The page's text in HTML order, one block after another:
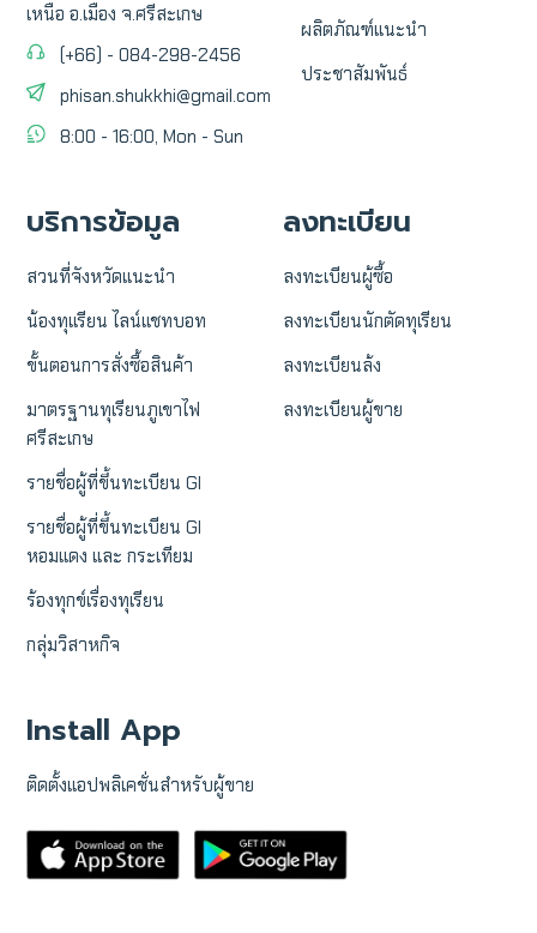
เหนือ อ.เมือง จ.ศรีสะเกษ
(+66) - 084-298-2456
phisan.shukkhi@gmail.com
8:00 - 16:00, Mon - Sun
ผลิตภัณฑ์แนะนำ
ประชาสัมพันธ์
บริการข้อมูล
สวนที่จังหวัดแนะนำ
น้องทุเเรียน ไลน์แชทบอท
ขั้นตอนการสั่งซื้อสินค้า
มาตรฐานทุเรียนภูเขาไฟ
ศรีสะเกษ
รายชื่อผู้ที่ขึ้นทะเบียน GI
รายชื่อผู้ที่ขึ้นทะเบียน GI
หอมแดง และ กระเทียม
ร้องทุกข์เรื่องทุเรียน
กลุ่มวิสาหกิจ
ลงทะเบียน
ลงทะเบียนผู้ซื้อ
ลงทะเบียนนักตัดทุเรียน
ลงทะเบียนล้ง
ลงทะเบียนผู้ขาย
Install App
ติดตั้งแอปพลิเคชั่นสำหรับผู้ขาย